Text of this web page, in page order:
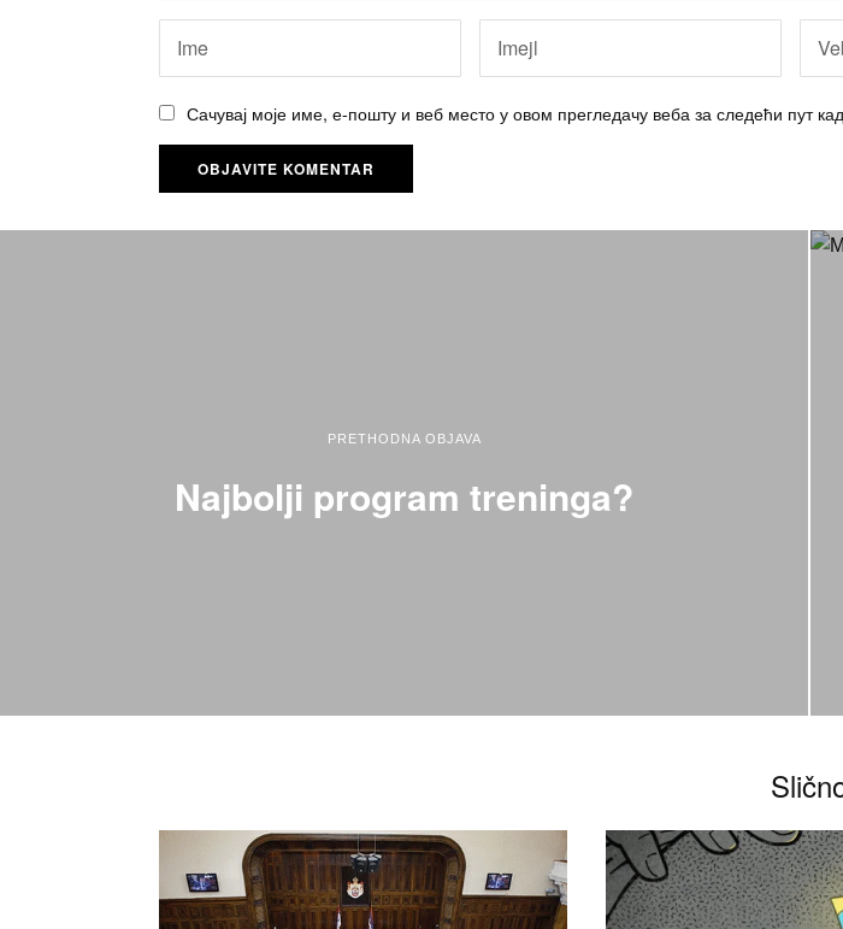
Сачувај моје име, е-пошту и веб место у овом прегледачу веба за следећи пут
PRETHODNA OBJAVA
Najbolji program treninga?